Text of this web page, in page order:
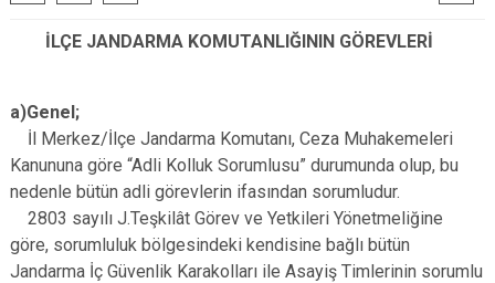
Baklan
Beyağaç
Bozkurt
Buldan
Çameli
Honaz
Serinhisar
Tavas
Merkezefendi
İLÇE JANDARMA KOMUTANLIĞININ GÖREVLERİ
a)Genel;
İl Merkez/İlçe Jandarma Komutanı, Ceza Muhakemeleri
Kanununa göre “Adli Kolluk Sorumlusu” durumunda olup, bu
nedenle bütün adli görevlerin ifasından sorumludur.
2803 sayılı J.Teşkilât Görev ve Yetkileri Yönetmeliğine
göre, sorumluluk bölgesindeki kendisine bağlı bütün
Jandarma İç Güvenlik Karakolları ile Asayiş Timlerinin sorumlu